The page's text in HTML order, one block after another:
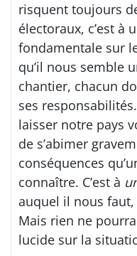
risquent toujours
électoraux, c’est à
fondamentale sur
qu’il nous semble
chantier, chacun
ses
laisser notre pays
de s’abimer
conséquences
connaître. C’est à
auquel il nous
Mais rien ne
lucide sur la